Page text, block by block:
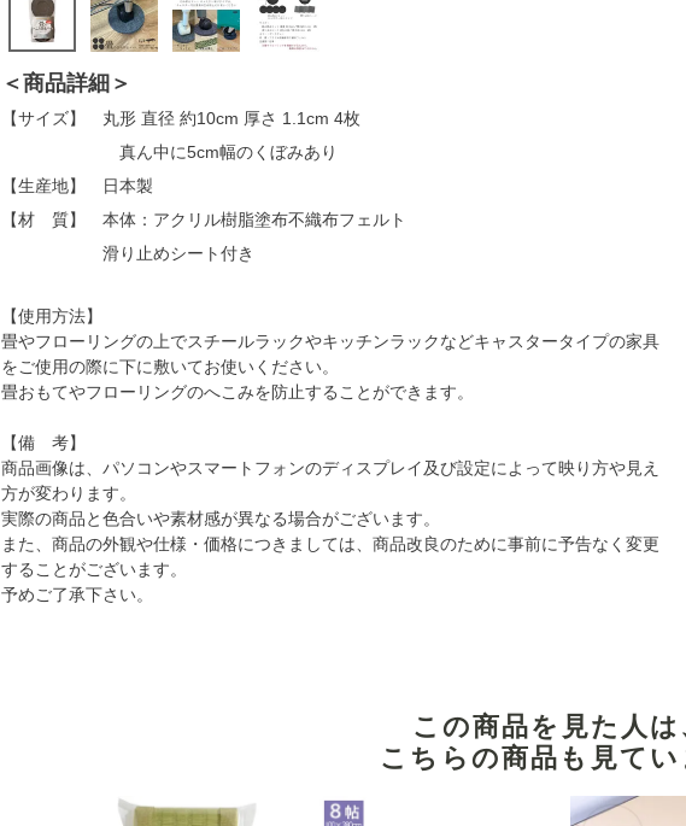
＜商品詳細＞
【サイズ】 丸形 直径 約10cm 厚さ 1.1cm 4枚
真ん中に5cm幅のくぼみあり
【生産地】
日本製
【材 質】 本体：アクリル樹脂塗布不織布フェルト
滑り止めシート付き
【使用方法】
畳やフローリングの上でスチールラックやキッチンラックなどキャスタータイプの家具
をご使用の際に下に敷いてお使いください。
畳おもてやフローリングのへこみを防止することができます。
【備 考】
商品画像は、パソコンやスマートフォンのディスプレイ及び設定によって映り方や見え
方が変わります。
実際の商品と色合いや素材感が異なる場合がございます。
また、商品の外観や仕様・価格につきましては、商品改良のために事前に予告なく変更
することがございます。
予めご了承下さい。
この商品を見た人は
こちらの商品も見て